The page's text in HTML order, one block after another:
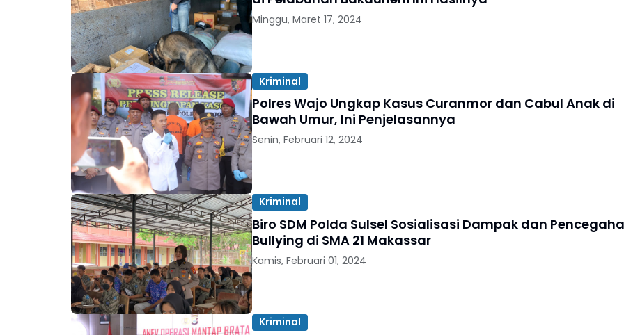
Minggu, Maret 17, 2024
Kriminal
Polres Wajo Ungkap Kasus Curanmor dan Cabul Anak di
Bawah Umur, Ini Penjelasannya
Senin, Februari 12, 2024
Kriminal
Biro SDM Polda Sulsel Sosialisasi Dampak dan
Bullying di SMA 21 Makassar
Kamis, Februari 01, 2024
Kriminal